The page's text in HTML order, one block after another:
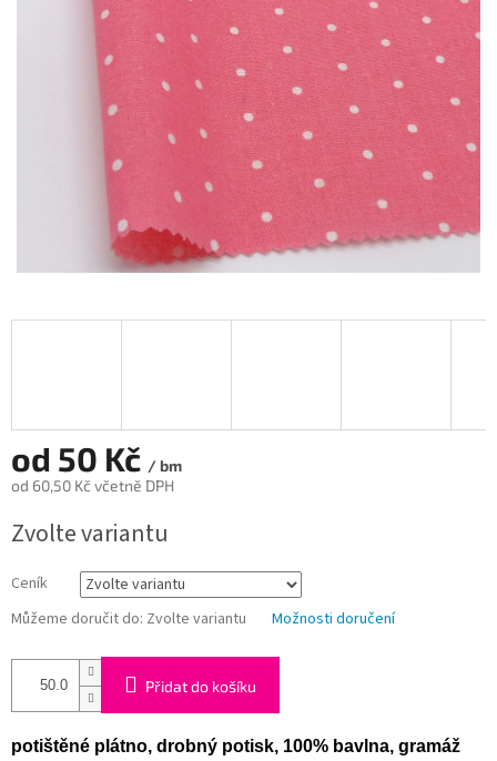
od 50 Kč / bm
od 60,50 Kčvčetně DPH
cena:
Zvolte variantu
Ceník
Můžeme doručit do: Zvolte variantu Možnosti doručení
Přidat do košíku
potištěné plátno, drobný potisk, 100% bavlna, gramáž